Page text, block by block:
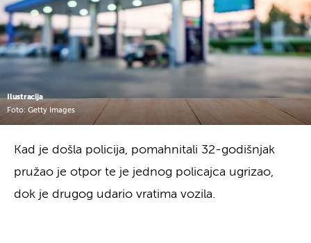
Ilustracija
Foto: Getty Images
Kad je došla policija, pomahnitali 32-godišnjak
pružao je otpor te je jednog policajca ugrizao,
dok je drugog udario vratima vozila.